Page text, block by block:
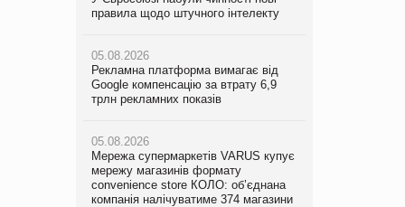
правила щодо штучного інтелекту
05.08.2026
Рекламна платформа вимагає від
Google компенсацію за втрату 6,9
трлн рекламних показів
05.08.2026
Мережа супермаркетів VARUS купує
мережу магазинів формату
convenience store КОЛО: об’єднана
компанія налічуватиме 374 магазини
мережу магазинів формату
05.08.2026
Російська атака 5 серпня стала
повномасштабної війни
05.08.2026
Смачне поповнення дитячого меню:
правила щодо штучного інтелекту
05.08.2026
Рекламна платформа вимагає від
Google компенсацію за втрату 6,9
трлн рекламних показів
05.08.2026
Adidas витратила понад $1 млрд на
маркетинг за квартал